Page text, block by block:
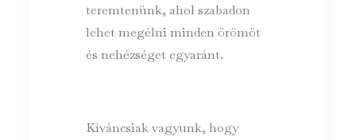
teremtenünk, ahol szabadon
lehet megélni minden örömöt
és nehézséget egyaránt.
Kíváncsiak vagyunk, hogy